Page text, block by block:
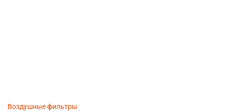
Воздушные фильтры